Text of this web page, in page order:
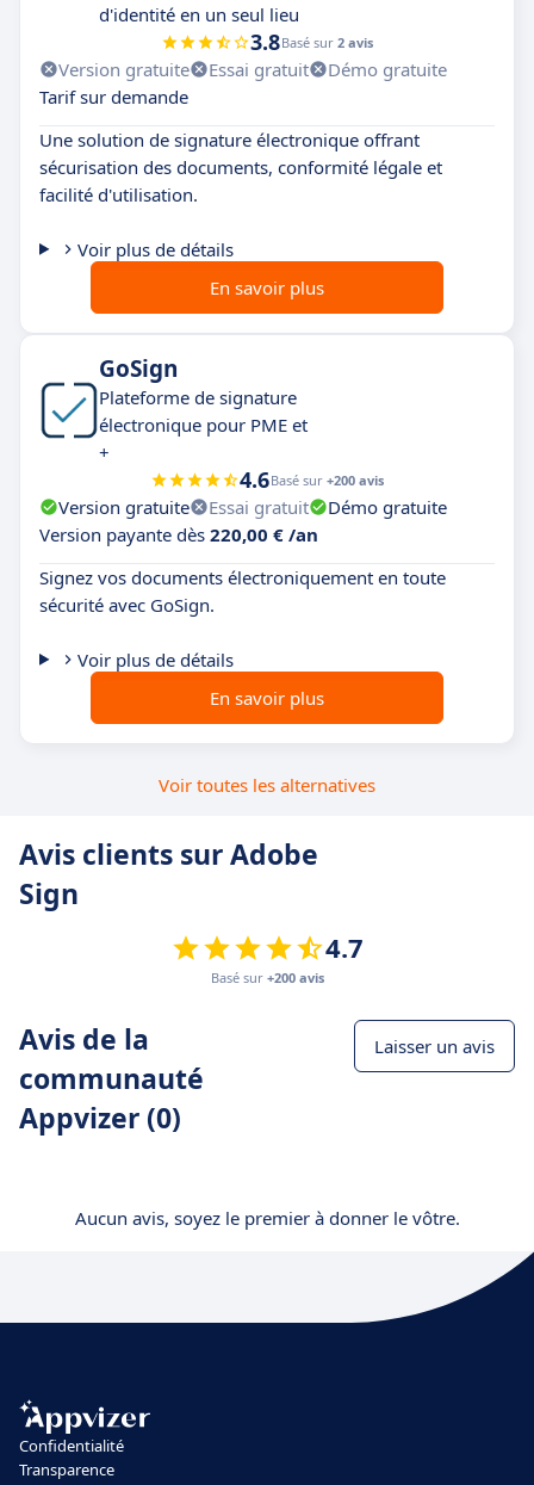
d'identité en un seul lieu
3.8Basé sur 2 avis
Version gratuite Essai gratuit
Démo gratuite
Tarif sur demande
Une solution de signature électronique offrant
sécurisation des documents, conformité légale et
facilité d'utilisation.
Voir plus de détails
En savoir plus
GoSign
Plateforme de signature
électronique pour PME et
+
4.6Basé sur +200 avis
Version gratuite Essai gratuit
Démo gratuite
Version payante dès 220,00 € /an
Signez vos documents électroniquement en toute
sécurité avec GoSign.
Voir plus de détails
En savoir plus
Voir toutes les alternatives
Avis clients sur Adobe
Sign
4.7
Basé sur +200 avis
Avis de la
communauté
Appvizer (0)
Laisser un avis
Aucun avis, soyez le premier à donner le vôtre.
Confidentialité
Transparence